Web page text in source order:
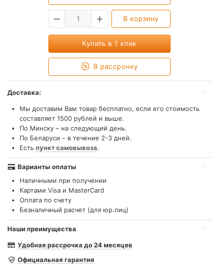
В корзину
Купить в 1 клик
В рассрочку
Доставка:
Мы доставим Вам товар бесплатно, если его стоимость
составляет 1500 рублей и выше.
По Минску – на следующий день.
По Беларуси – в течение 2-3 дней.
Есть пункт самовывоза.
Варианты оплаты
Наличными при получении
Картами Visa и MasterCard
Оплата по счету
Безналичный расчет (для юр.лиц)
Наши преимущества
Удобная рассрочка до 24 месяцев
Официальная гарантия